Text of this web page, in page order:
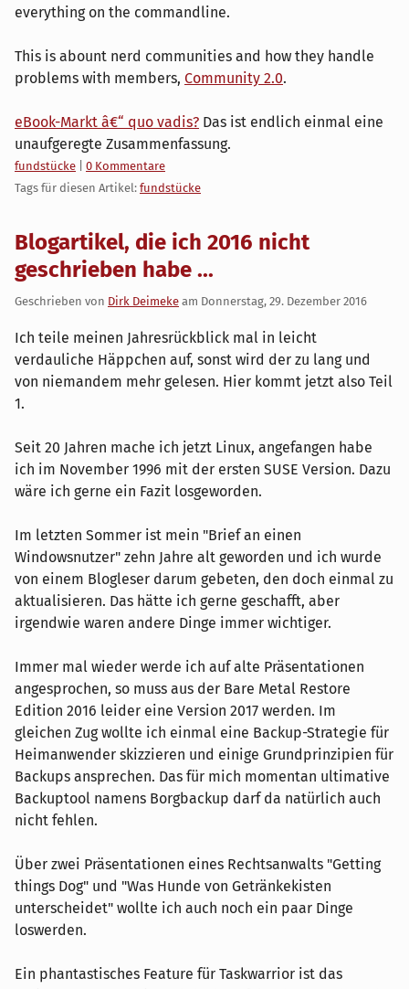
everything on the commandline.
This is abount nerd communities and how they handle
problems with members, Community 2.0.
eBook-Markt â€“ quo vadis? Das ist endlich einmal eine
unaufgeregte Zusammenfassung.
Kategorien:
fundstücke
0 Kommentare
Tags für diesen Artikel: fundstücke
Blogartikel, die ich 2016 nicht
geschrieben habe ...
Geschrieben von Dirk Deimeke am Donnerstag, 29. Dezember 2016
Ich teile meinen Jahresrückblick mal in leicht
verdauliche Häppchen auf, sonst wird der zu lang und
von niemandem mehr gelesen. Hier kommt jetzt also Teil
1.
Seit 20 Jahren mache ich jetzt Linux, angefangen habe
ich im November 1996 mit der ersten SUSE Version. Dazu
wäre ich gerne ein Fazit losgeworden.
Im letzten Sommer ist mein "Brief an einen
Windowsnutzer" zehn Jahre alt geworden und ich wurde
von einem Blogleser darum gebeten, den doch einmal zu
aktualisieren. Das hätte ich gerne geschafft, aber
irgendwie waren andere Dinge immer wichtiger.
Immer mal wieder werde ich auf alte Präsentationen
angesprochen, so muss aus der Bare Metal Restore
Edition 2016 leider eine Version 2017 werden. Im
gleichen Zug wollte ich einmal eine Backup-Strategie für
Heimanwender skizzieren und einige Grundprinzipien für
Backups ansprechen. Das für mich momentan ultimative
Backuptool namens Borgbackup darf da natürlich auch
nicht fehlen.
Über zwei Präsentationen eines Rechtsanwalts "Getting
things Dog" und "Was Hunde von Getränkekisten
unterscheidet" wollte ich auch noch ein paar Dinge
loswerden.
Ein phantastisches Feature für Taskwarrior ist das